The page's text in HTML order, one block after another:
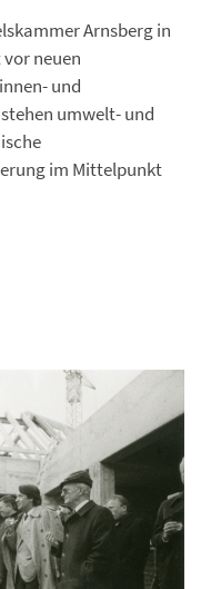
Arnsberg in
neuen
und
umwelt- und
im Mittelpunkt